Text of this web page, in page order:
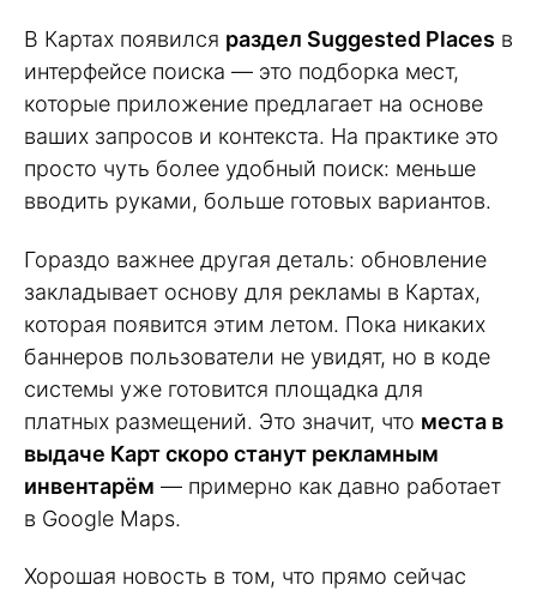
В Картах появился раздел Suggested Places в
интерфейсе поиска — это подборка мест,
которые приложение предлагает на основе
ваших запросов и контекста. На практике это
просто чуть более удобный поиск: меньше
вводить руками, больше готовых вариантов.
Гораздо важнее другая деталь: обновление
закладывает основу для рекламы в Картах,
которая появится этим летом. Пока никаких
баннеров пользователи не увидят, но в коде
системы уже готовится площадка для
платных размещений. Это значит, что места в
выдаче Карт скоро станут рекламным
инвентарём — примерно как давно работает
в Google Maps.
Хорошая новость в том, что прямо сейчас